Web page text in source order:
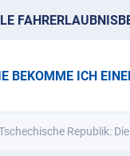
BEKOMME ICH
Republik: